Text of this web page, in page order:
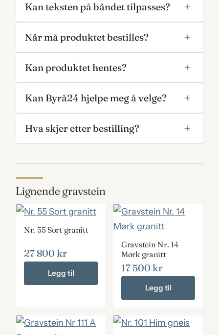
Kan teksten på båndet tilpasses?
Når må produktet bestilles?
Kan produktet hentes?
Kan Byrå24 hjelpe meg å velge?
Hva skjer etter bestilling?
Lignende gravstein
Nr. 55 Sort granitt
27 800 kr
Legg til
Gravstein Nr. 14
Mørk granitt
17 500 kr
Legg til